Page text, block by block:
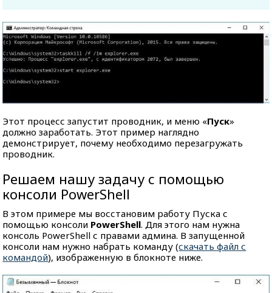
Этот процесс запустит проводник, и меню «Пуск»
должно заработать. Этот пример наглядно
демонстрирует, почему необходимо перезагружать
проводник.
Решаем нашу задачу с помощью
консоли PowerShell
В этом примере мы восстановим работу Пуска с
помощью консоли PowerShell. Для этого нам нужна
консоль PowerShell с правами админа. В запущенной
консоли нам нужно набрать команду (скачать файл с
командой), изображенную в блокноте ниже.